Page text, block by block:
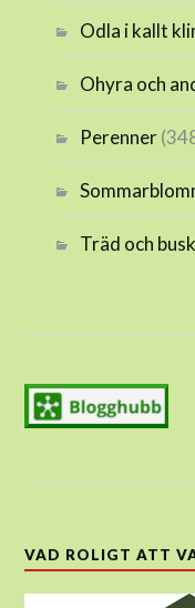
Odla i kallt
Ohyra och
Perenner
Träd och
VAD ROLIGT ATT